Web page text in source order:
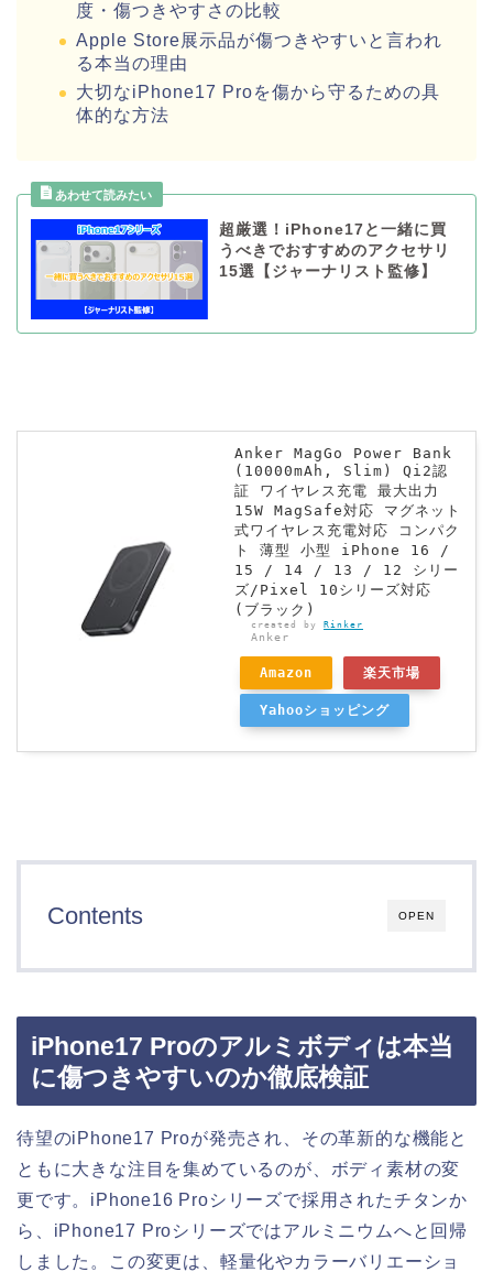
度・傷つきやすさの比較
Apple Store展示品が傷つきやすいと言われ
る本当の理由
大切なiPhone17 Proを傷から守るための具
体的な方法
超厳選！iPhone17と一緒に買
うべきでおすすめのアクセサリ
15選【ジャーナリスト監修】
Anker MagGo Power Bank
(10000mAh, Slim) Qi2認
証 ワイヤレス充電 最大出力
15W MagSafe対応 マグネット
式ワイヤレス充電対応 コンパク
ト 薄型 小型 iPhone 16 /
15 / 14 / 13 / 12 シリー
ズ/Pixel 10シリーズ対応
(ブラック)
created by Rinker
Anker
Amazon 楽天市場
Yahooショッピング
OPEN
Contents
iPhone17 Proのアルミボディは本当
に傷つきやすいのか徹底検証
待望のiPhone17 Proが発売され、その革新的な機能と
ともに大きな注目を集めているのが、ボディ素材の変
更です。iPhone16 Proシリーズで採用されたチタンか
ら、iPhone17 Proシリーズではアルミニウムへと回帰
しました。この変更は、軽量化やカラーバリエーショ